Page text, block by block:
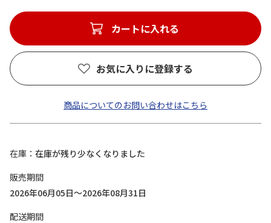
カートに入れる
お気に入りに登録する
商品についてのお問い合わせはこちら
在庫
在庫が残り少なくなりました
販売期間
2026年06月05日～2026年08月31日
配送期間